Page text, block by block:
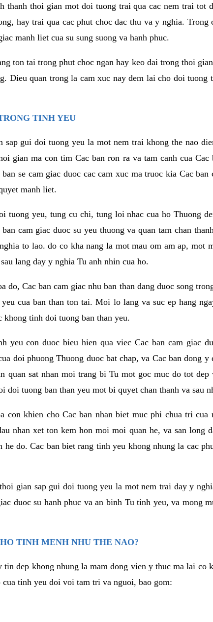
thanh thoi gian mot doi tuong trai qua cac nem trai tot
hay trai qua cac phut choc dac thu va y nghia. Trong
manh liet cua su sung suong va hanh phuc.
ton tai trong phut choc ngan hay keo dai trong thoi
Dieu quan trong la cam xuc nay dem lai cho doi
TINH YEU
sap gui doi tuong yeu la mot nem trai khong the nao
gian ma con tim Cac ban ron ra va tam canh cua
se cam giac duoc cac cam xuc ma truoc kia Cac
manh liet.
tuong yeu, tung cu chi, tung loi nhac cua ho Thuong
cam giac duoc su yeu thuong va quan tam chan
to lao. do co kha nang la mot mau om am ap, mot
lang day y nghia Tu anh nhin cua ho.
do, Cac ban cam giac nhu ban than dang duoc song
cua ban than ton tai. Moi lo lang va suc ep hang
khong tinh doi tuong ban than yeu.
yeu con duoc bieu hien qua viec Cac ban cam giac
doi phuong Thuong duoc bat chap, va Cac ban dong
quan sat nhan moi trang bi Tu mot goc muc do tot
tuong ban than yeu mot bi quyet chan thanh va sau
con khien cho Cac ban nhan biet muc phi chua tri
nhan xet ton kem hon moi moi quan he, va san long
do. Cac ban biet rang tinh yeu khong nhung la cac
gian sap gui doi tuong yeu la mot nem trai day y
duoc su hanh phuc va an binh Tu tinh yeu, va mong
TINH MENH NHU THE NAO?
dep khong nhung la mam dong vien y thuc ma lai co
cua tinh yeu doi voi tam tri va nguoi, bao gom: